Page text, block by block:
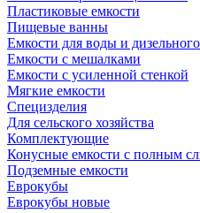
Пластиковые емкости
Пищевые ванны
Емкости для воды и
Емкости с мешалками
Емкости с усиленной стенкой
Мягкие емкости
Специзделия
Для сельского хозяйства
Комплектующие
Конусные емкости с полным
Подземные емкости
Еврокубы
Еврокубы новые